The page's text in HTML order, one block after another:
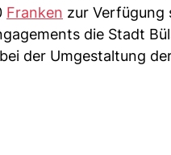
Franken zur Verfügung
die Stadt
der Umgestaltung